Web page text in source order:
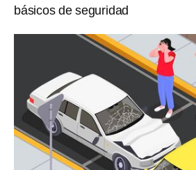
básicos de seguridad